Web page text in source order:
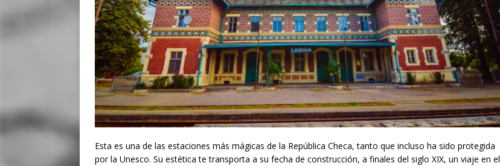
Esta es una de las estaciones más mágicas de la República Checa, tanto que incluso ha sido protegida
por la Unesco. Su estética te transporta a su fecha de construcción, a finales del siglo XIX, un viaje en el